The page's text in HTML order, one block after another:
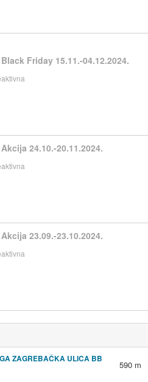
Friday 15.11.-04.12.2024.
24.10.-20.11.2024.
23.09.-23.10.2024.
ZAGREBAČKA ULICA BB
590 m